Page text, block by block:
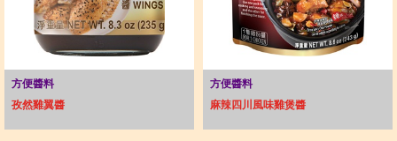
方便醬料
孜然雞翼醬
方便醬料
麻辣四川風味雞煲醬